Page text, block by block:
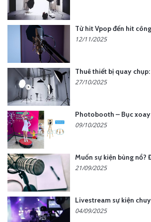
12/11/2025
27/10/2025
09/10/2025
21/09/2025
04/09/2025